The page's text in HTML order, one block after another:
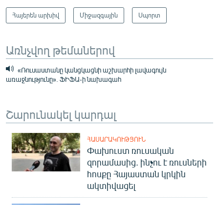
Հայերեն արխիվ Միջազգային Սպորտ
Առնչվող թեմաներով
«Ռուսաստանը կանցկացնի աշխարհի լավագույն
առաջնությունը». ՖԻՖԱ-ի նախագահ
Շարունակել կարդալ
ՀԱՍԱՐԱԿՈՒԹՅՈՒՆ
Փախուստ ռուսական
զորամասից. ինչու է ռուսների
հոսքը Հայաստան կրկին
ակտիվացել